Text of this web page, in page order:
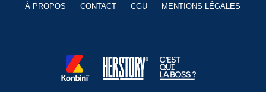
À PROPOS CONTACT CGU MENTIONS LÉGALES